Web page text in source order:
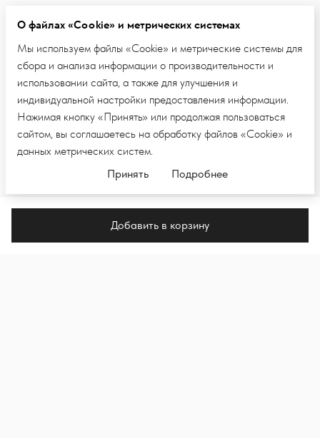
Добавить в корзину
О файлах «Cookie» и метрических системах
Мы используем файлы «Cookie» и метрические системы для
сбора и анализа информации о производительности и
использовании сайта, а также для улучшения и
индивидуальной настройки предоставления информации.
Нажимая кнопку «Принять» или продолжая пользоваться
сайтом, вы соглашаетесь на обработку файлов «Cookie» и
данных метрических систем.
Принять
Подробнее